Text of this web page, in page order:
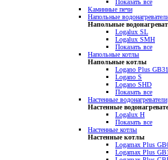
Показать все
Каминные печи
Напольные
Напольные
Logalux SL
Logalux SMH
Показать все
Напольные котлы
Напольные котлы
Logano Plus
Logano S
Logano SHD
Показать все
Настенные водонагреватели
Настенные
Logalux H
Показать все
Настенные котлы
Настенные котлы
Logamax Plus
Logamax Plus